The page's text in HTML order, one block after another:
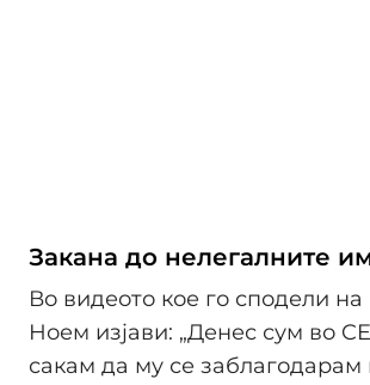
Закана до нелегалните
Во видеото кое го сподели
Ноем изјави: „Денес сум во
сакам да му се заблагодарам